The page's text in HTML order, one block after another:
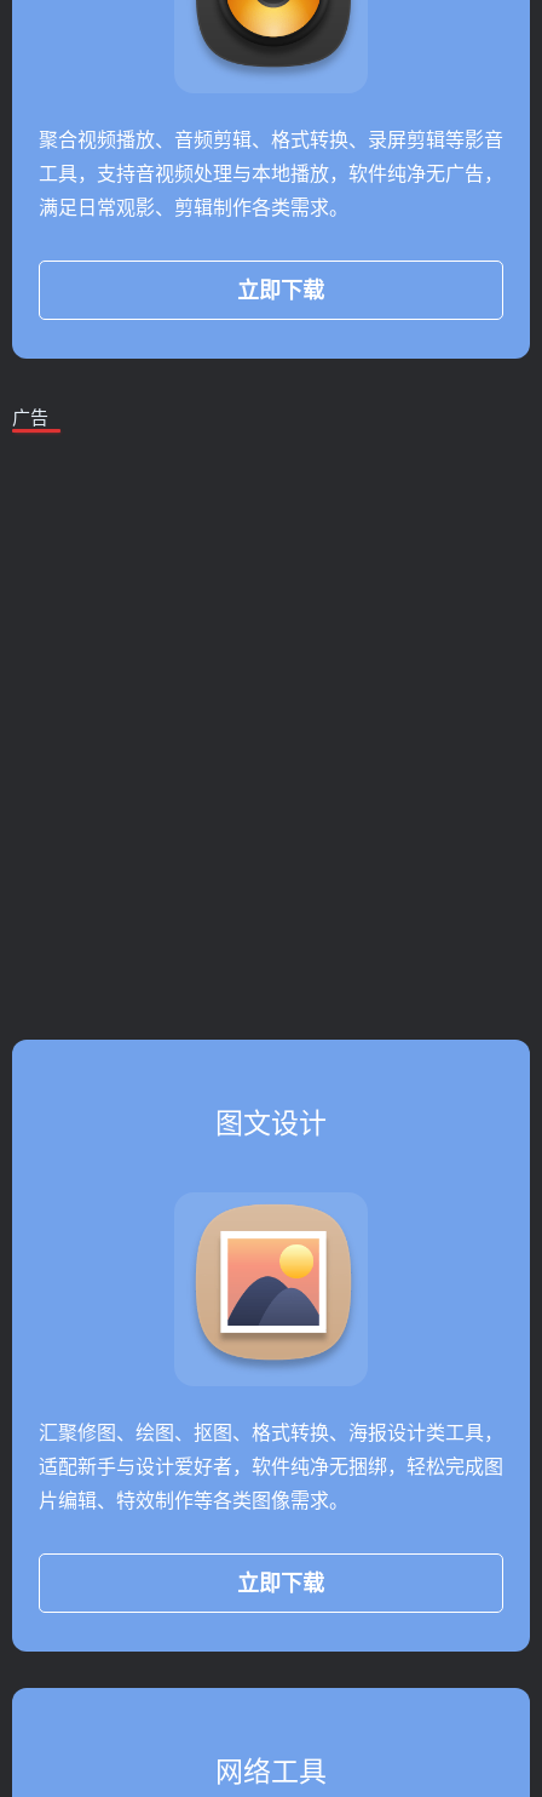
聚合视频播放、音频剪辑、格式转换、录屏剪辑等影音
工具，支持音视频处理与本地播放，软件纯净无广告，
满足日常观影、剪辑制作各类需求。
立即下载
广告
图文设计
汇聚修图、绘图、抠图、格式转换、海报设计类工具，
适配新手与设计爱好者，软件纯净无捆绑，轻松完成图
片编辑、特效制作等各类图像需求。
立即下载
网络工具